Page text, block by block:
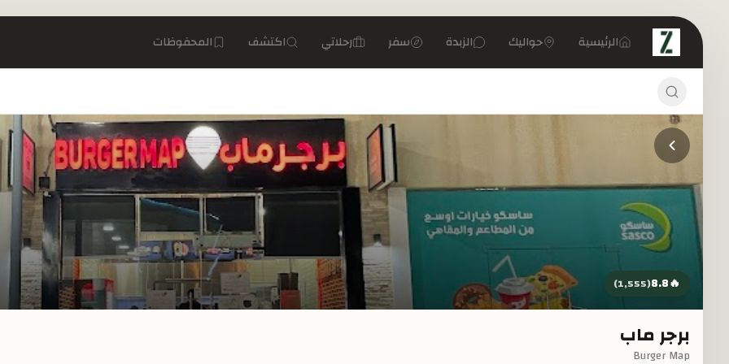
تخطي إلى المحتوى الرئيسي
الرئيسية حواليك الزبدة سفر رحلاتي اكتشف المحفوظات
🔥
8.8
(
1,555
)
برجر ماب
Burger Map